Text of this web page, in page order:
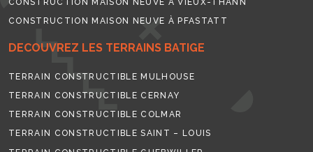
CONSTRUCTION MAISON NEUVE À VIEUX-THANN
CONSTRUCTION MAISON NEUVE À PFASTATT
DECOUVREZ LES TERRAINS BATIGE
TERRAIN CONSTRUCTIBLE MULHOUSE
TERRAIN CONSTRUCTIBLE CERNAY
TERRAIN CONSTRUCTIBLE COLMAR
TERRAIN CONSTRUCTIBLE SAINT – LOUIS